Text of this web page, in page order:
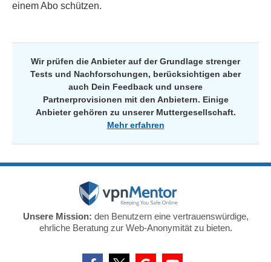
einem Abo schützen.
Wir prüfen die Anbieter auf der Grundlage strenger
Tests und Nachforschungen, berücksichtigen aber
auch Dein Feedback und unsere
Partnerprovisionen mit den Anbietern. Einige
Anbieter gehören zu unserer Muttergesellschaft.
Mehr erfahren
Unsere Mission: den Benutzern eine vertrauenswürdige,
ehrliche Beratung zur Web-Anonymität zu bieten.